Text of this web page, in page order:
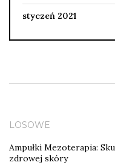
styczeń 2021
LOSOWE
Ampułki Mezoterapia:
zdrowej skóry